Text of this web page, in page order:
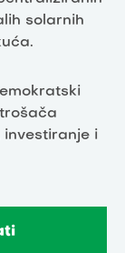
solarnih
i